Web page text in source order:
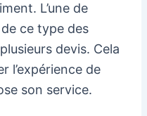
L’une de
ce type des
devis. Cela
l’expérience de
son service.